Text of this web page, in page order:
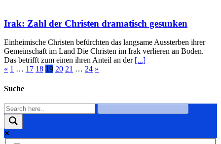
Irak: Zahl der Christen dramatisch gesunken
Einheimische Christen befürchten das langsame Aussterben ihrer
Gemeinschaft im Land Die Christen im Irak verlieren an Boden.
Das betrifft zum einen ihren Anteil an der [...]
« 1 … 17 18 19 20 21 … 24 »
Suche